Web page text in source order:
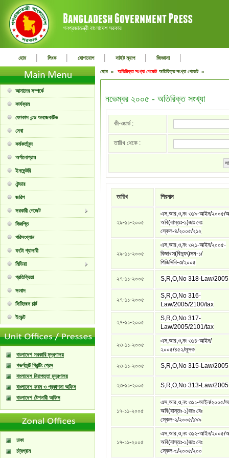
গনপ্রজাতন্ত্রী বাংলাদেশ সরকার
হোম | লিংক | যোগাযোগ | সাইট ম্যাপ | জিজ্ঞাসা |
আমাদের সম্পর্কে
কার্যক্রম
ফোকাস এন্ড অবজেকটিভ
সেবা
কর্মকর্তাবৃন্দ
অর্গানোগ্রাম
ইনভেন্টরি
টেন্ডার
জরিপ
সরকারী গেজেট
বিজ্ঞপ্তি
পরিসংখ্যান
ফটো গ্যালারী
মিডিয়া
প্রতিক্রিয়া
সংবাদ
সিটিজেন চার্ট
ইভেন্ট
বাংলাদেশ সরকারি মুদ্রণালয়
গভর্ণমেন্ট প্রিন্টিং প্রেস
বাংলাদেশ নিরাপত্তা মুদ্রণালয়
বাংলাদেশ ফরম ও প্রকাশনা অফিস
বাংলাদেশ ষ্টেশনারী অফিস
ঢাকা
চট্রগ্রাম
হোম » অতিরিক্ত সংখ্যা গেজেট অতিরিক্ত সংখ্যা গেজেট »
নভেম্বর ২০০৫ - অতিরিক্ত সংখ্যা
কী-ওয়ার্ড :
তারিখ থেকে :
তারিখ শিরনাম
২৯-১১-২০০৫
এস,আর,ও,নং ৩১৯-আইন/২০০৫/
অবি(বাস্তঃ-১)জাঃ বেঃ
স্কেল-৪/২০০৫/২১২
২৯-১১-২০০৫
এস,আর,ও,নং ৩২১-আইন/২০০৫-
বিজাখস(বিদ্যুৎ)সম-১/
পিজিসিবি-৩/২০০৫
২৭-১১-২০০৫ S,R,O,No 318-Law/2005
২৭-১১-২০০৫
S,R,O,No 316-
Law/2005/2100/tax
২৭-১১-২০০৫
S,R,O,No 317-
Law/2005/2101/tax
২৩-১১-২০০৫
এস,আর,ও,নং ৩১৪-আইন/
২০০৫/৪৫২/মূসক
২৩-১১-২০০৫ S,R,O,No 315-Law/2005
২৩-১১-২০০৫ S,R,O,No 313-Law/2005
১৭-১১-২০০৫
এস,আর,ও,নং ৩১১-আইন/২০০৫/
অবি(বাস্তঃ-১)জাঃ বেঃ
স্কেল-২/২০০৫/১৯৯
১৭-১১-২০০৫
এস,আর,ও,নং ৩১২-আইন/২০০৫/
অবি(বাস্তঃ-১)জাঃ বেঃ
স্কেল-৩/২০০৫/২০০